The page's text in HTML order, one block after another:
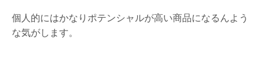
個人的にはかなりポテンシャルが高い商品になるんよう
な気がします。